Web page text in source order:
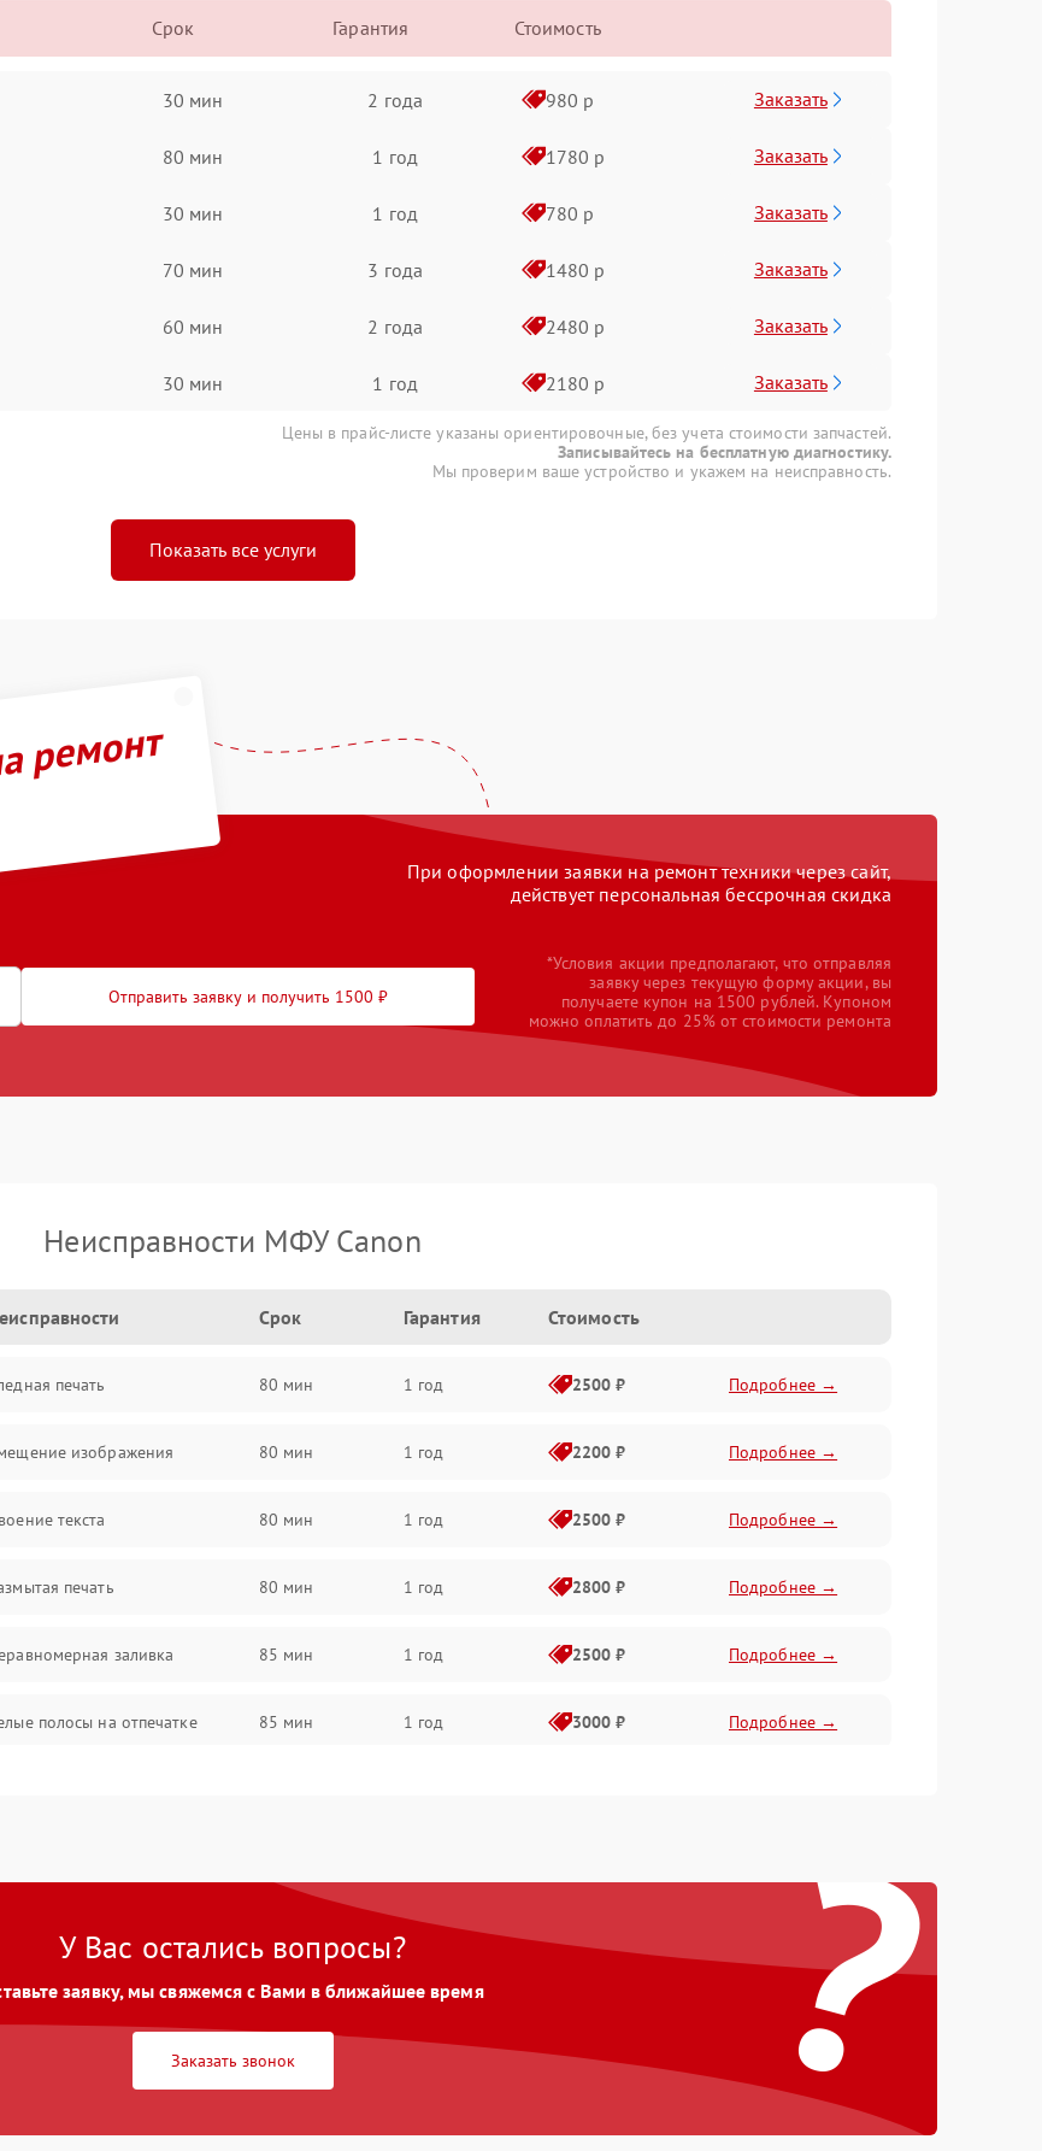
Срок Гарантия Стоимость
30 мин 2 года 980 р Заказать
80 мин 1 год 1780 р Заказать
30 мин 1 год 780 р Заказать
70 мин 3 года 1480 р Заказать
60 мин 2 года 2480 р Заказать
30 мин 1 год 2180 р Заказать
Цены в прайс-листе указаны ориентировочные, без учета стоимости запчастей.
Записывайтесь на бесплатную диагностику.
Мы проверим ваше устройство и укажем на неисправность.
Показать все услуги
ремонт
При оформлении заявки на ремонт техники через сайт,
действует персональная бессрочная скидка
Отправить заявку и получить 1500 ₽
*Условия акции предполагают, что отправляя
заявку через текущую форму акции, вы
получаете купон на 1500 рублей. Купоном
можно оплатить до 25% от стоимости ремонта
Неисправности МФУ Canon
Срок Гарантия Стоимость
печать 80 мин 1 год 2500 ₽ Подробнее →
изображения 80 мин 1 год 2200 ₽ Подробнее →
текста 80 мин 1 год 2500 ₽ Подробнее →
печать 80 мин 1 год 2800 ₽ Подробнее →
заливка 85 мин 1 год 2500 ₽ Подробнее →
полосы на отпечатке 85 мин 1 год 3000 ₽ Подробнее →
?
У Вас остались вопросы?
заявку, мы свяжемся с Вами в ближайшее время
Заказать звонок